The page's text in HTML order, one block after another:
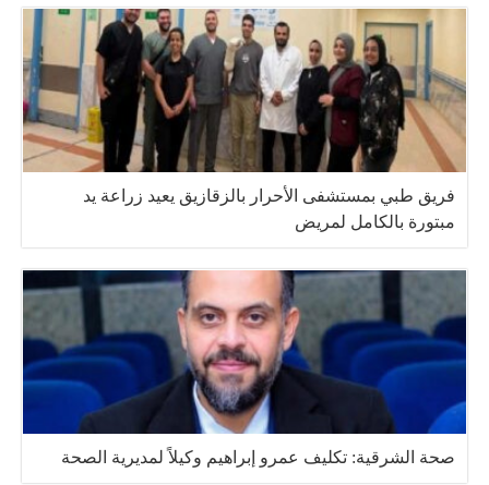
فريق طبي بمستشفى الأحرار بالزقازيق يعيد زراعة يد
مبتورة بالكامل لمريض
صحة الشرقية: تكليف عمرو إبراهيم وكيلاً لمديرية الصحة